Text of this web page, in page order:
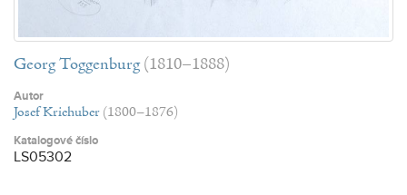
Georg Toggenburg (1810–1888)
Autor
Josef Kriehuber (1800–1876)
Katalogové číslo
LS05302